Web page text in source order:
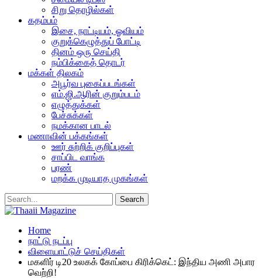
சிறு தொழில்கள்
கதம்பம்
இசை, நாட்டியம், ஓவியம்
குறுக்கெழுத்துப் போட்டி
தினம் ஒரு செய்தி
நம்பிக்கைத் தொடர்
மக்கள் திலகம்
அபூர்வ புகைப்படங்கள்
எம்.ஜி.ஆரின் குறும்படம்
எழுத்துக்கள்
பேச்சுக்கள்
நமக்கான பாடல்
மணாவின் பக்கங்கள்
ஊர் சுற்றிக் குறிப்புகள்
சாப்பிட வாங்க
பரண்
மறக்க முடியாத முகங்கள்
Home
நாட்டு நடப்பு
விளையாட்டுச் செய்திகள்
மகளிர் டி20 உலகக் கோப்பை கிரிக்கெட்: இந்திய அணி அபார
வெற்றி!